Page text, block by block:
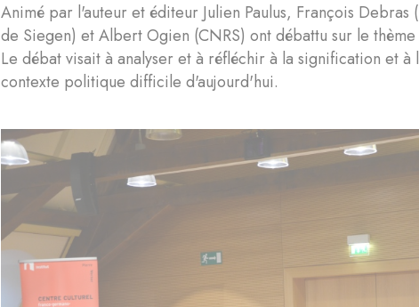
Animé par l'auteur et éditeur Julien Paulus, François
de Siegen) et Albert Ogien (CNRS) ont débattu sur le thème
Le débat visait à analyser et à réfléchir à la signification et
contexte politique difficile d'aujourd'hui.